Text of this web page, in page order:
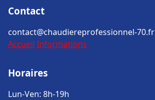
Contact
contact@chaudiereprofessionnel-70.fr
Accueil Informations
Horaires
Lun-Ven: 8h-19h